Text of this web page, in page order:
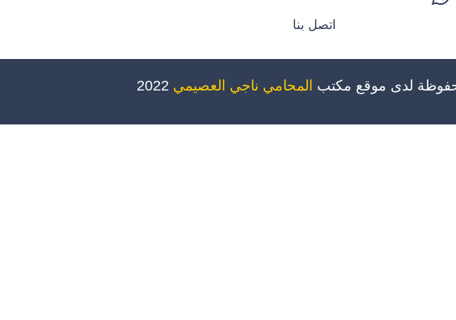
اتصل بنا
لدى موقع مكتب المحامي ناجي العصيمي